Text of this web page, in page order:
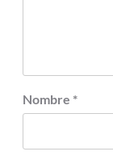
Nombre *